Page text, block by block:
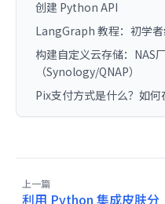
创建 Python API
LangGraph 教程：初学
构建自定义云存储：NAS
（Synology/QNAP）
Pix支付方式是什么？如何
上一篇
利用 Python 集成皮肤分